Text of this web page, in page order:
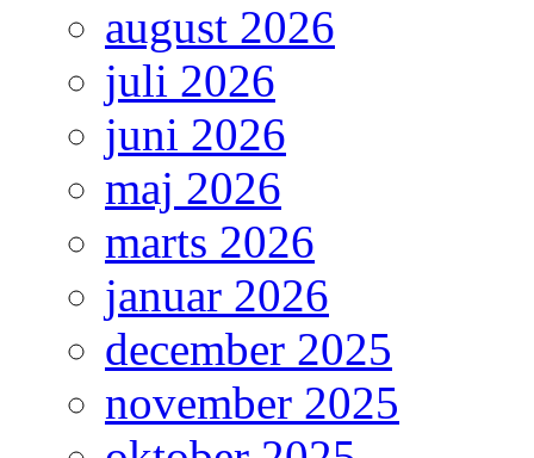
august 2026
juli 2026
juni 2026
maj 2026
marts 2026
januar 2026
december 2025
november 2025